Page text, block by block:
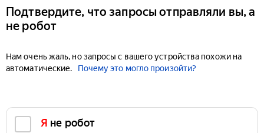
Подтвердите, что запросы отправляли вы, а
не робот
Нам очень жаль, но запросы с вашего устройства похожи на
автоматические.
Почему это могло произойти?
Я не робот